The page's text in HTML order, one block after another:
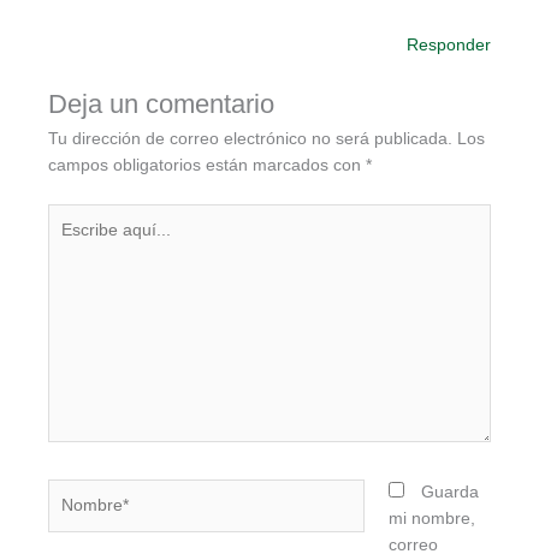
Responder
Deja un comentario
Tu dirección de correo electrónico no será publicada. Los
campos obligatorios están marcados con *
aquí...
Guarda
mi nombre,
correo